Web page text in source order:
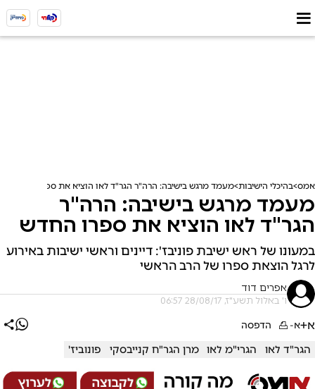
אמס בהיכלי הישיבות מעמד מרגש בישיבה: הרה"ר הגר"ד לאו הוציא את ספרו החדש
מעמד מרגש בישיבה: הרה"ר
הגר"ד לאו הוציא את ספרו החדש
במעונו של ראש ישיבת פוניבז': דיינים וראשי ישיבות באירוע
לרגל הוצאת ספרו של הרב הראשי
אפרים דוד
ו' באלול תשע"ז, 28/08/17 06:57
א+א- הדפסה
הגר"ד לאו הגרי"מ לאו מרן הגר"ח קנייבסקי פונוביז'